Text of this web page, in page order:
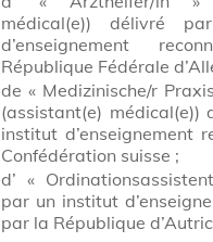
médical(e)) délivré
d’enseignement
République Fédérale
de « Medizinische/r
(assistant(e) médical(e))
institut d’enseignement
Confédération suisse ;
d’ «
par un institut
par la République